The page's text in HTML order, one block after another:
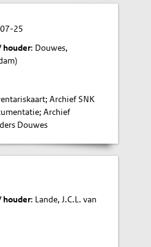
25
houder: Douwes,
Archief SNK
Archief
Douwes
houder: Lande, J.C.L. van